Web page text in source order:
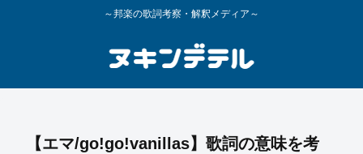
～邦楽の歌詞考察・解釈メディア～
【エマ/go!go!vanillas】歌詞の意味を考